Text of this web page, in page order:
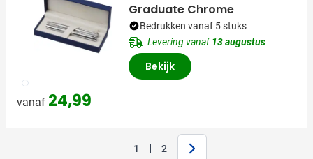
032
vanaf 24,99
Graduate Chrome
Bedrukken vanaf 5 stuks
Levering vanaf13 augustus
Bekijk
Je leest momenteel pagina
1 Pagina
2 Volgende